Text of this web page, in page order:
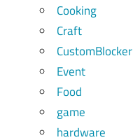
Cooking
Craft
CustomBlocker
Event
Food
game
hardware